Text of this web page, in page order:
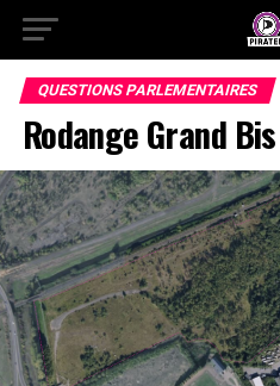
QUESTIONS PARLEMENTAIRES
Rodange Grand Bis